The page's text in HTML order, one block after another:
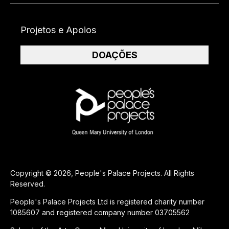
Copyright © 2026, People's Palace Projects. All Rights
Reserved.
People's Palace Projects Ltd is registered charity number
1085607 and registered company number 03705562
Projetos e Apoios
DOAÇÕES